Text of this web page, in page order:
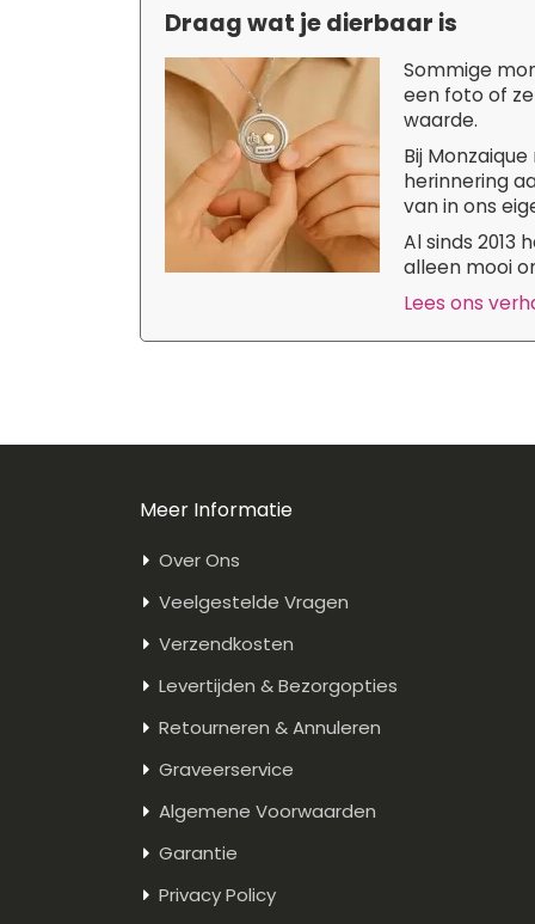
Draag wat je dierbaar is
Sommige
een foto of
waarde.
Bij
herinnering
van in ons
Al sinds
alleen mooi
Lees ons
Meer Informatie
Over Ons
Veelgestelde Vragen
Verzendkosten
Levertijden & Bezorgopties
Retourneren & Annuleren
Graveerservice
Algemene Voorwaarden
Garantie
Privacy Policy